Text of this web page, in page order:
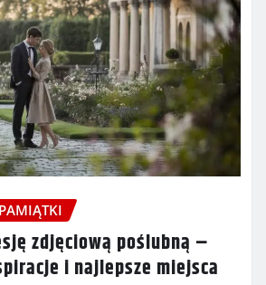
zdjęciową poślubną –
i najlepsze miejsca